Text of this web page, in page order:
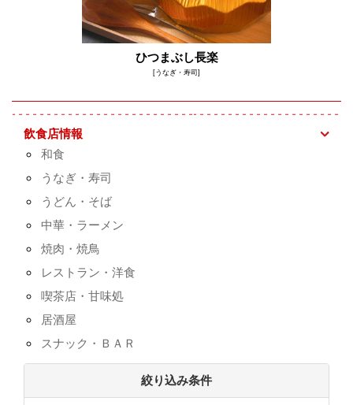
ひつまぶし長楽
[うなぎ・寿司]
飲食店情報
和食
うなぎ・寿司
うどん・そば
中華・ラーメン
焼肉・焼鳥
レストラン・洋食
喫茶店・甘味処
居酒屋
スナック・ＢＡＲ
絞り込み条件